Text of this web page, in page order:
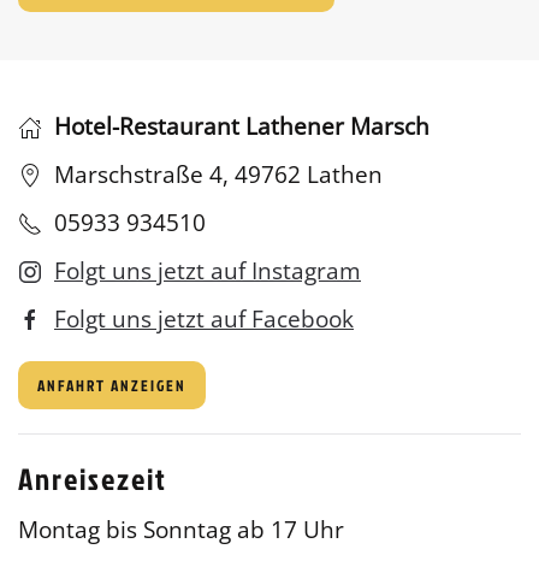
Hotel-Restaurant Lathener Marsch
Marschstraße 4, 49762 Lathen
05933 934510
Folgt uns jetzt auf Instagram
Folgt uns jetzt auf Facebook
ANFAHRT ANZEIGEN
Anreisezeit
Montag bis Sonntag ab 17 Uhr